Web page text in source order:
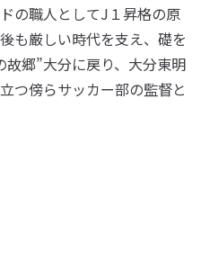
の職人としてJ１昇格の原
も厳しい時代を支え、礎を
郷”大分に戻り、大分東明
つ傍らサッカー部の監督と